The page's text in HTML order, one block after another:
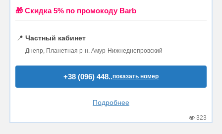
🎁 Cкидка 5% по промокоду Barb
📍 Частный кабинет
Днепр, Планетная р-н. Амур-Нижнеднепровский
+38 (096) 448..показать номер
Подробнее
323